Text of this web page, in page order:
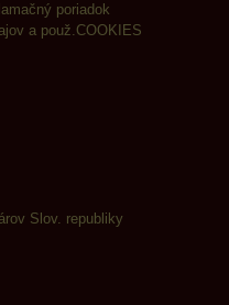
poriadok
a použ.COOKIES
Slov. republiky